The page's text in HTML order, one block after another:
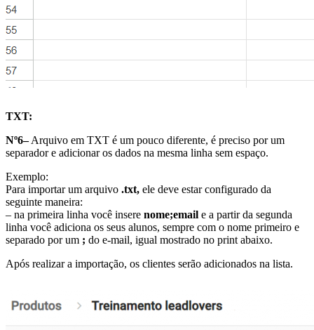
TXT:
Nº6–Arquivo em TXT é um pouco diferente, é preciso por um
separador e adicionar os dados na mesma linha sem espaço.
Exemplo:
Para importar um arquivo .txt, ele deve estar configurado da
seguinte maneira:
– na primeira linha você insere nome;email e a partir da segunda
linha você adiciona os seus alunos, sempre com o nome primeiro e
separado por um ; do e-mail, igual mostrado no print abaixo.
Após realizar a importação, os clientes serão adicionados na lista.